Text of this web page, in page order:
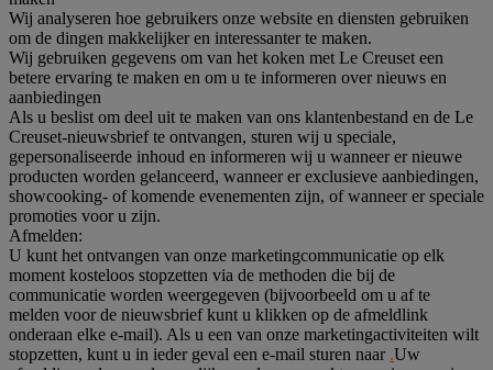
Wij analyseren hoe gebruikers onze website en diensten gebruiken
om de dingen makkelijker en interessanter te maken.
Wij gebruiken gegevens om van het koken met Le Creuset een
betere ervaring te maken en om u te informeren over nieuws en
aanbiedingen
Als u beslist om deel uit te maken van ons klantenbestand en de Le
Creuset-nieuwsbrief te ontvangen, sturen wij u speciale,
gepersonaliseerde inhoud en informeren wij u wanneer er nieuwe
producten worden gelanceerd, wanneer er exclusieve aanbiedingen,
showcooking- of komende evenementen zijn, of wanneer er speciale
promoties voor u zijn.
Afmelden:
U kunt het ontvangen van onze marketingcommunicatie op elk
moment kosteloos stopzetten via de methoden die bij de
communicatie worden weergegeven (bijvoorbeeld om u af te
melden voor de nieuwsbrief kunt u klikken op de afmeldlink
onderaan elke e-mail). Als u een van onze marketingactiviteiten wilt
stopzetten, kunt u in ieder geval een e-mail sturen naar .Uw